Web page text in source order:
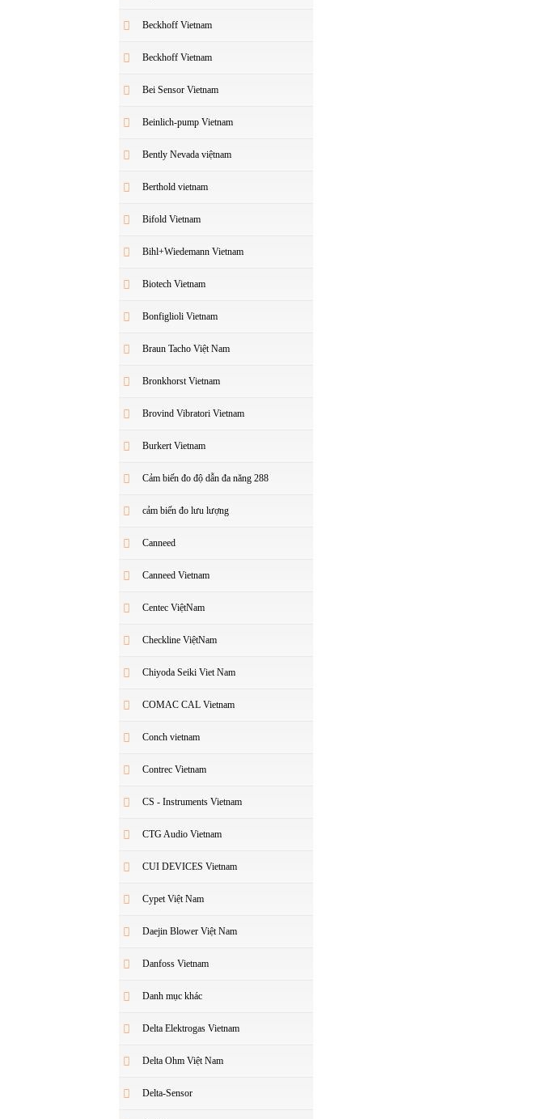
Beckhoff Vietnam
Beckhoff Vietnam
Bei Sensor Vietnam
Beinlich-pump Vietnam
Bently Nevada việtnam
Berthold vietnam
Bifold Vietnam
Bihl+Wiedemann Vietnam
Biotech Vietnam
Bonfiglioli Vietnam
Braun Tacho Việt Nam
Bronkhorst Vietnam
Brovind Vibratori Vietnam
Burkert Vietnam
Cảm biến đo độ dẫn đa năng 288
cảm biến đo lưu lượng
Canneed
Canneed Vietnam
Centec ViệtNam
Checkline ViệtNam
Chiyoda Seiki Viet Nam
COMAC CAL Vietnam
Conch vietnam
Contrec Vietnam
CS - Instruments Vietnam
CTG Audio Vietnam
CUI DEVICES Vietnam
Cypet Việt Nam
Daejin Blower Việt Nam
Danfoss Vietnam
Danh mục khác
Delta Elektrogas Vietnam
Delta Ohm Việt Nam
Delta-Sensor